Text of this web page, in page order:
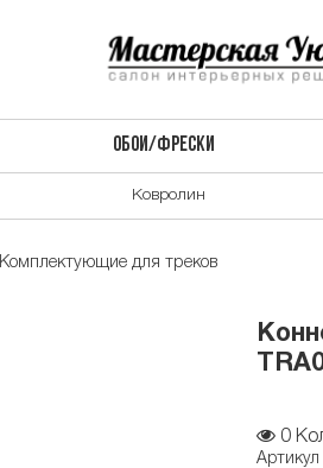
ОБОИ/ФРЕСКИ
Ковролин
Комплектующие для треков
0
Артикул